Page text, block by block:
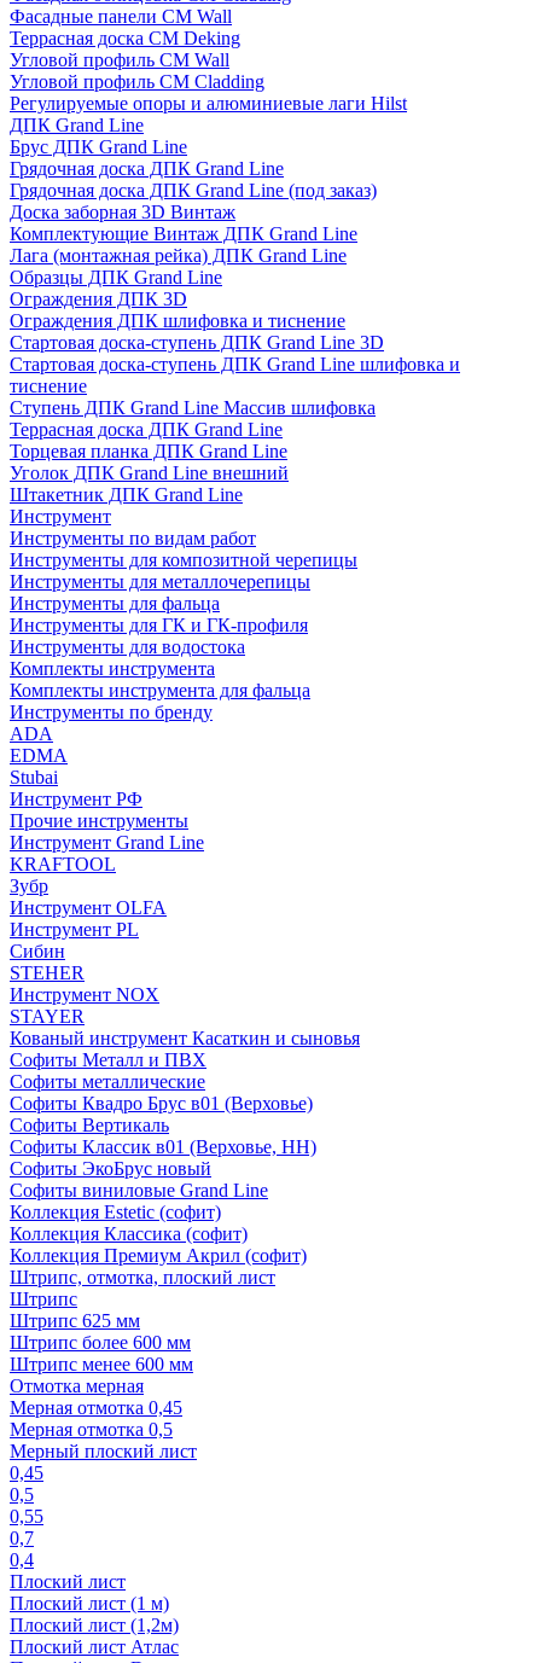
Фасадные панели CM Wall
Террасная доска CM Deking
Угловой профиль CM Wall
Угловой профиль CM Cladding
Регулируемые опоры и алюминиевые лаги Hilst
ДПК Grand Line
Брус ДПК Grand Line
Грядочная доска ДПК Grand Line
Грядочная доска ДПК Grand Line (под заказ)
Доска заборная 3D Винтаж
Комплектующие Винтаж ДПК Grand Line
Лага (монтажная рейка) ДПК Grand Line
Образцы ДПК Grand Line
Ограждения ДПК 3D
Ограждения ДПК шлифовка и тиснение
Стартовая доска-ступень ДПК Grand Line 3D
Стартовая доска-ступень ДПК Grand Line шлифовка и
тиснение
Ступень ДПК Grand Line Массив шлифовка
Террасная доска ДПК Grand Line
Торцевая планка ДПК Grand Line
Уголок ДПК Grand Line внешний
Штакетник ДПК Grand Line
Инструмент
Инструменты по видам работ
Инструменты для композитной черепицы
Инструменты для металлочерепицы
Инструменты для фальца
Инструменты для ГК и ГК-профиля
Инструменты для водостока
Комплекты инструмента
Комплекты инструмента для фальца
Инструменты по бренду
ADA
EDMA
Stubai
Инструмент РФ
Прочие инструменты
Инструмент Grand Line
KRAFTOOL
Зубр
Инструмент OLFA
Инструмент PL
Сибин
STEHER
Инструмент NOX
STAYER
Кованый инструмент Касаткин и сыновья
Софиты Металл и ПВХ
Софиты металлические
Софиты Квадро Брус в01 (Верховье)
Софиты Вертикаль
Софиты Классик в01 (Верховье, НН)
Софиты ЭкоБрус новый
Софиты виниловые Grand Line
Коллекция Estetic (софит)
Коллекция Классика (софит)
Коллекция Премиум Акрил (софит)
Штрипс, отмотка, плоский лист
Штрипс
Штрипс 625 мм
Штрипс более 600 мм
Штрипс менее 600 мм
Отмотка мерная
Мерная отмотка 0,45
Мерная отмотка 0,5
Мерный плоский лист
0,45
0,5
0,55
0,7
0,4
Плоский лист
Плоский лист (1 м)
Плоский лист (1,2м)
Плоский лист Атлас